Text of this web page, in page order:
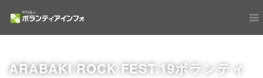
ARABAKI ROCK FEST.19ボランティ